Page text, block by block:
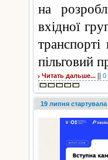
на
вхідної
пільговий
Читать дальше... 0
19 липня